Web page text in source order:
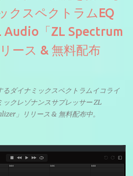
クスペクトラムEQ
Audio「ZL Spectrum
ース & 無料配布
るダイナミックスペクトラムイコライ
クレゾナンスサプレッサー ZL
」リリース & 無料配布中。